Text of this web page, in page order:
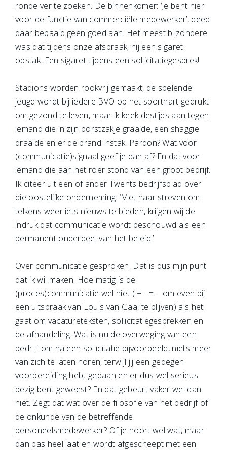
ronde ver te zoeken. De binnenkomer: ‘Je bent hier
voor de functie van commerciële medewerker’, deed
daar bepaald geen goed aan. Het meest bijzondere
was dat tijdens onze afspraak, hij een sigaret
opstak. Een sigaret tijdens een sollicitatiegesprek!
Stadions worden rookvrij gemaakt, de spelende
jeugd wordt bij iedere BVO op het sporthart gedrukt
om gezond te leven, maar ik keek destijds aan tegen
iemand die in zijn borstzakje graaide, een shaggie
draaide en er de brand instak. Pardon? Wat voor
(communicatie)signaal geef je dan af? En dat voor
iemand die aan het roer stond van een groot bedrijf.
Ik citeer uit een of ander Twents bedrijfsblad over
die oostelijke onderneming: ‘Met haar streven om
telkens weer iets nieuws te bieden, krijgen wij de
indruk dat communicatie wordt beschouwd als een
permanent onderdeel van het beleid.’
Over communicatie gesproken. Dat is dus mijn punt
dat ik wil maken. Hoe matig is de
(proces)communicatie wel niet ( + - = - om even bij
een uitspraak van Louis van Gaal te blijven) als het
gaat om vacatureteksten, sollicitatiegesprekken en
de afhandeling. Wat is nu de overweging van een
bedrijf om na een sollicitatie bijvoorbeeld, niets meer
van zich te laten horen, terwijl jij een gedegen
voorbereiding hebt gedaan en er dus wel serieus
bezig bent geweest? En dat gebeurt vaker wel dan
niet. Zegt dat wat over de filosofie van het bedrijf of
de onkunde van de betreffende
personeelsmedewerker? Of je hoort wel wat, maar
dan pas heel laat en wordt afgescheept met een